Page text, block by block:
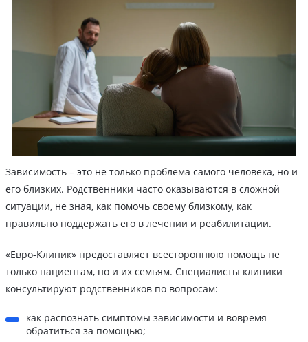
Зависимость – это не только проблема самого человека, но и
его близких. Родственники часто оказываются в сложной
ситуации, не зная, как помочь своему близкому, как
правильно поддержать его в лечении и реабилитации.
«Евро-Клиник» предоставляет всестороннюю помощь не
только пациентам, но и их семьям. Специалисты клиники
консультируют родственников по вопросам:
как распознать симптомы зависимости и вовремя
обратиться за помощью;